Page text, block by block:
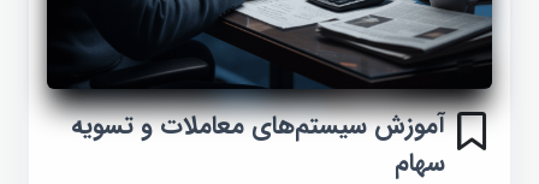
آموزش سیستم‌های معاملات و تسویه
سهام